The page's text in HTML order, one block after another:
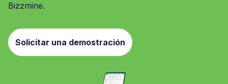
Bizzmine.
Solicitar una demostración